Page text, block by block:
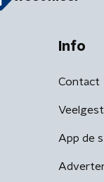
Info
Contact
App de